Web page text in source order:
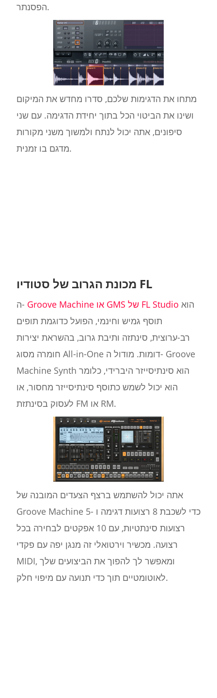
הפסנתר.
מתחו את הדגימות שלכם, סדרו מחדש את המיקום
ושינו את הביטוי הכל בתוך יחידת הדגימה. עם שני
סיפונים, אתה יכול לנתח ולמשוך משני מקורות
מדגם בו זמנית.
מכונת הגרוב של סטודיו FL
ה- Groove Machine או GMS של FL Studio
תוסף גמיש וחינמי, הפועל כדוגמת תופים
רב-ערוצית, סינתזה ותיבת גרוב, בהשראת יצירות
חומרה מסוג All-in-One דומות. מודול ה- Groove
Machine Synth הוא סינתיסייזר היברידי, כלומר
הוא יכול לשמש כתוסף סינתיסייזר מחסור, או
לעסוק בסינתזת FM או RM.
אתה יכול להשתמש ברצף הצעדים המובנה של
Groove Machine כדי לשכבת 8 רצועות דגימה ו -5
רצועות סינתטיות, עם 10 אפקטים לבחירה בכל
רצועה. מכשיר וירטואלי זה מנגן יפה עם פקדי
MIDI, ומאפשר לך להפוך את הביצועים שלך
לאוטומטיים תוך כדי תנועה עם מיפוי חלק.